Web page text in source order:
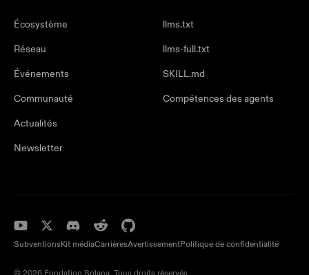
Écosystème
Réseau
Événements
Communauté
Actualités
Newsletter
llms.txt
llms-full.txt
SKILL.md
Compétences des agents
SubventionsKit médiaCarrièresAvertissementPolitique de confidentialité